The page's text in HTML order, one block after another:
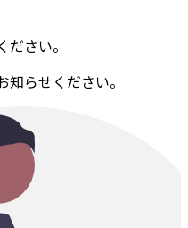
さい。
らせください。